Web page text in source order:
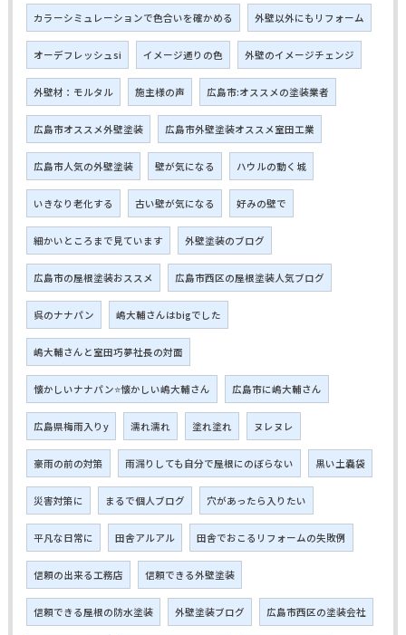
カラーシミュレーションで色合いを確かめる 外壁以外にもリフォーム
オーデフレッシュsi イメージ通りの色 外壁のイメージチェンジ
外壁材：モルタル 施主様の声 広島市:オススメの塗装業者
広島市オススメ外壁塗装 広島市外壁塗装オススメ室田工業
広島市人気の外壁塗装 壁が気になる ハウルの動く城
いきなり老化する 古い壁が気になる 好みの壁で
細かいところまで見ています 外壁塗装のブログ
広島市の屋根塗装おススメ 広島市西区の屋根塗装人気ブログ
呉のナナパン 嶋大輔さんはbigでした
嶋大輔さんと室田巧夢社長の対面
懐かしいナナパン⭐懐かしい嶋大輔さん 広島市に嶋大輔さん
広島県梅雨入りy 濡れ濡れ 塗れ塗れ ヌレヌレ
豪雨の前の対策 雨漏りしても自分で屋根にのぼらない 黒い土嚢袋
災害対策に まるで個人ブログ 穴があったら入りたい
平凡な日常に 田舎アルアル 田舎でおこるリフォームの失敗例
信頼の出来る工務店 信頼できる外壁塗装
信頼できる屋根の防水塗装 外壁塗装ブログ 広島市西区の塗装会社